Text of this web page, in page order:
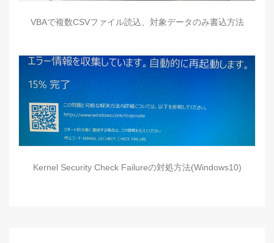
VBAで複数CSVファイル読込、対象データのみ書込方法
Kernel Security Check Failureの対処方法(Windows10)